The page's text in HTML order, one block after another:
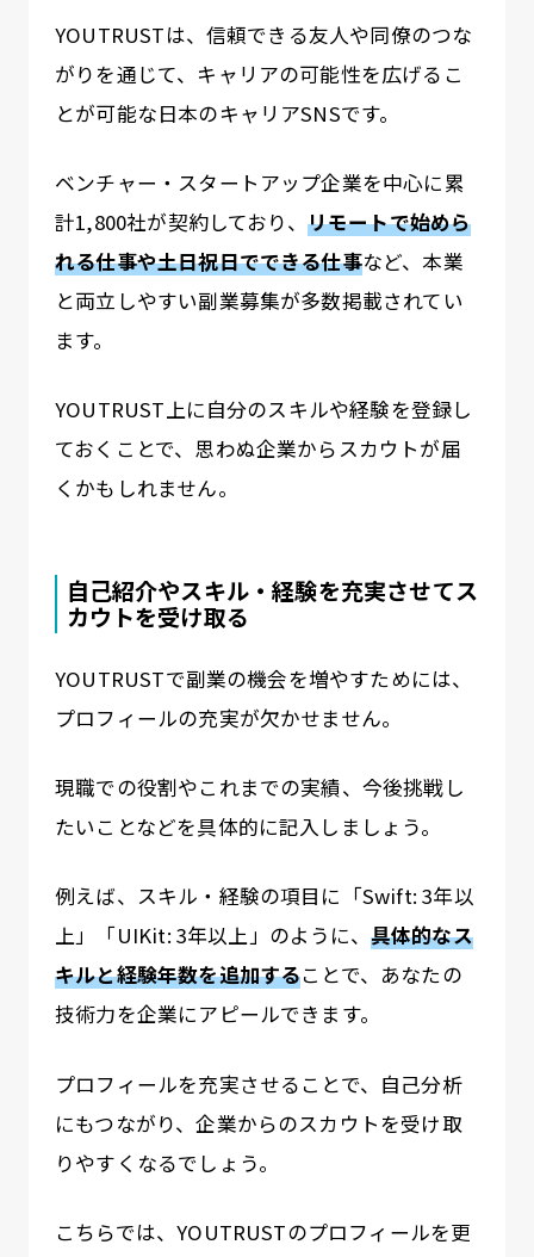
YOUTRUSTは、信頼できる友人や同僚のつな
がりを通じて、キャリアの可能性を広げるこ
とが可能な日本のキャリアSNSです。
ベンチャー・スタートアップ企業を中心に累
計1,800社が契約しており、 リモートで始めら
れる仕事や土日祝日でできる仕事など、本業
と両立しやすい副業募集が多数掲載されてい
ます。
YOUTRUST上に自分のスキルや経験を登録し
ておくことで、思わぬ企業からスカウトが届
くかもしれません。
自己紹介やスキル・経験を充実させてス
カウトを受け取る
YOUTRUSTで副業の機会を増やすためには、
プロフィールの充実が欠かせません。
現職での役割やこれまでの実績、今後挑戦し
たいことなどを具体的に記入しましょう。
例えば、スキル・経験の項目に「Swift: 3年以
上」「UIKit: 3年以上」のように、 具体的なス
キルと経験年数を追加することで、あなたの
技術力を企業にアピールできます。
プロフィールを充実させることで、自己分析
にもつながり、企業からのスカウトを受け取
りやすくなるでしょう。
こちらでは、YOUTRUSTのプロフィールを更